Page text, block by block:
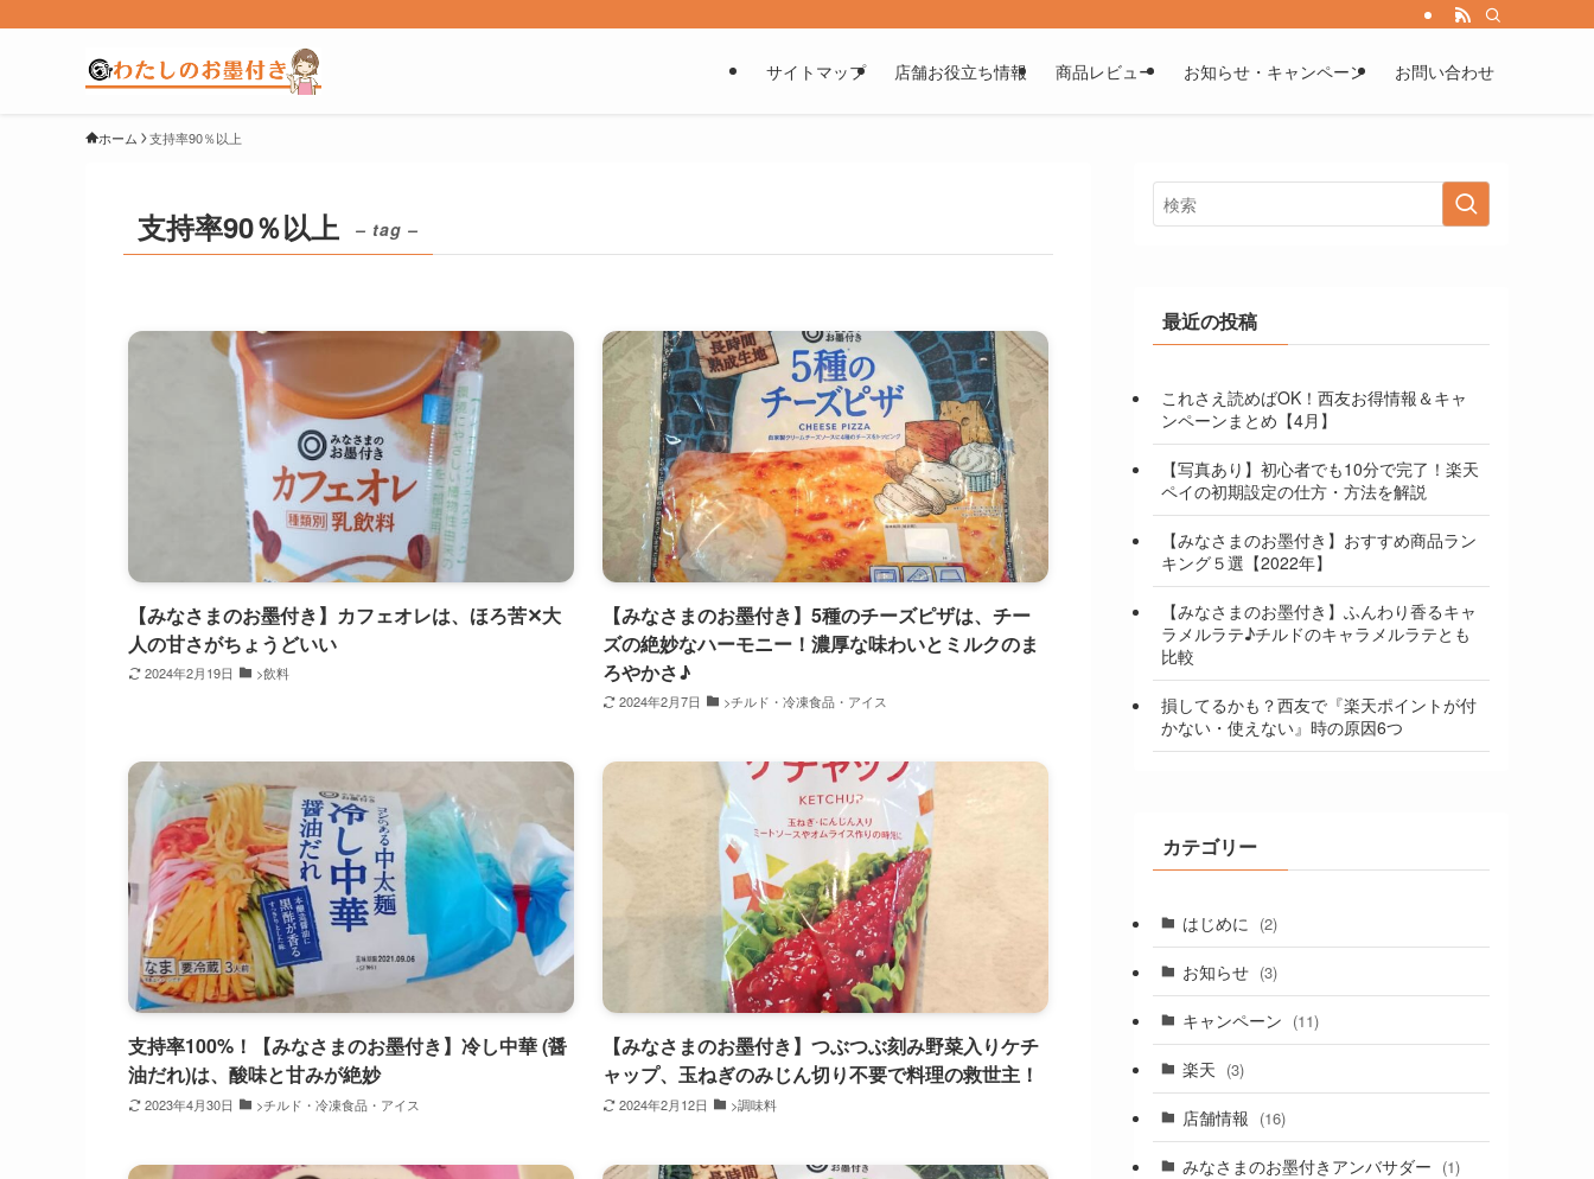
サイトマップ 店舗お役立ち情報 商品レビュー お知らせ・キャンペーン お問い合わせ
ホーム 支持率90％以上
支持率90％以上 – tag –
【みなさまのお墨付き】カフェオレは、ほろ苦✕大
人の甘さがちょうどいい
2024年2月19日 >飲料
【みなさまのお墨付き】5種のチーズピザは、チー
ズの絶妙なハーモニー！濃厚な味わいとミルクのま
ろやかさ♪
2024年2月7日 >チルド・冷凍食品・アイス
支持率100%！【みなさまのお墨付き】冷し中華 (醤
油だれ)は、酸味と甘みが絶妙
2023年4月30日 >チルド・冷凍食品・アイス
【みなさまのお墨付き】つぶつぶ刻み野菜入りケチ
ャップ、玉ねぎのみじん切り不要で料理の救世主！
2024年2月12日 >調味料
最近の投稿
これさえ読めばOK！西友お得情報＆キャ
ンペーンまとめ【4月】
【写真あり】初心者でも10分で完了！楽天
ペイの初期設定の仕方・方法を解説
【みなさまのお墨付き】おすすめ商品ラン
キング５選【2022年】
【みなさまのお墨付き】ふんわり香るキャ
ラメルラテ♪チルドのキャラメルラテとも
比較
損してるかも？西友で『楽天ポイントが付
かない・使えない』時の原因6つ
カテゴリー
はじめに (2)
お知らせ (3)
キャンペーン (11)
楽天 (3)
店舗情報 (16)
みなさまのお墨付きアンバサダー (1)